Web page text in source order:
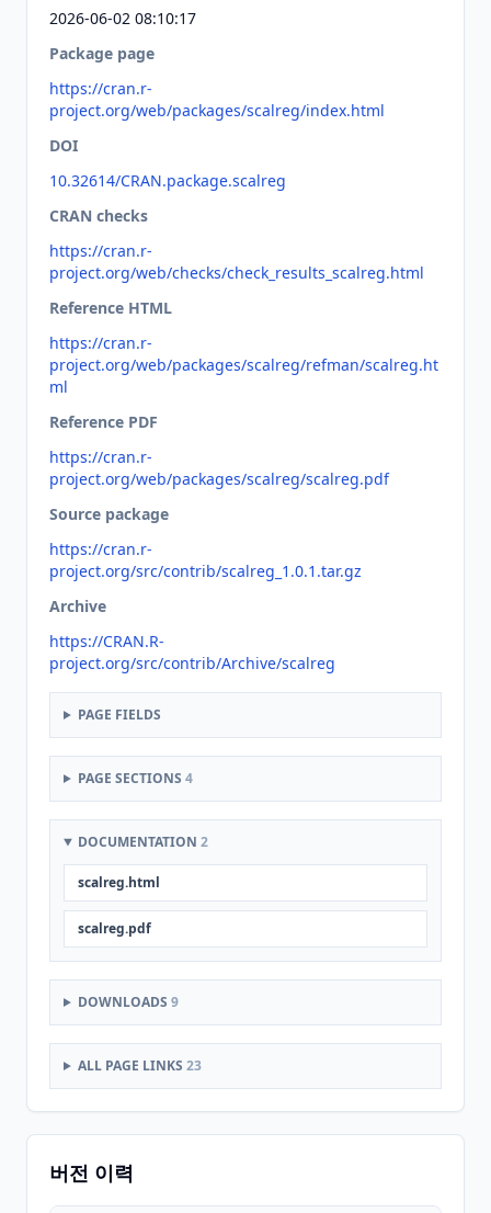
2026-06-02 08:10:17
Package page
https://cran.r-
project.org/web/packages/scalreg/index.html
DOI
10.32614/CRAN.package.scalreg
CRAN checks
https://cran.r-
project.org/web/checks/check_results_scalreg.html
Reference HTML
https://cran.r-
project.org/web/packages/scalreg/refman/scalreg.ht
ml
Reference PDF
https://cran.r-
project.org/web/packages/scalreg/scalreg.pdf
Source package
https://cran.r-
project.org/src/contrib/scalreg_1.0.1.tar.gz
Archive
https://CRAN.R-
project.org/src/contrib/Archive/scalreg
PAGE FIELDS
PAGE SECTIONS 4
DOCUMENTATION 2
scalreg.html
scalreg.pdf
DOWNLOADS 9
ALL PAGE LINKS 23
버전 이력